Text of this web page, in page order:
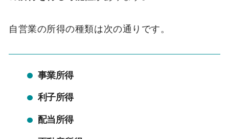
自営業の所得の種類は次の通りです。
事業所得
利子所得
配当所得